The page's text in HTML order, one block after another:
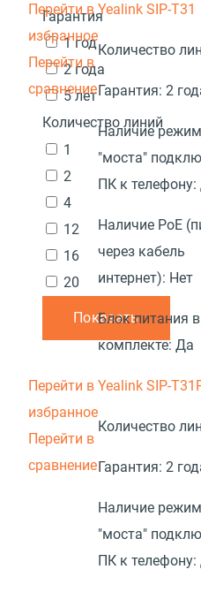
Гарантия
1 год
2 года
5 лет
Количество линий
1
2
4
12
16
20
Показать
Перейти в
избранное
Перейти в
сравнение
Yealink SIP-T31
Количество
Гарантия: 2
Наличие
"моста"
ПК к телефону:
Наличие PoE
через кабель
интернет): Нет
Блок питания в
комплекте: Да
Перейти в
избранное
Перейти в
сравнение
Yealink SIP-
Количество
Гарантия: 2
Наличие
"моста"
ПК к телефону: